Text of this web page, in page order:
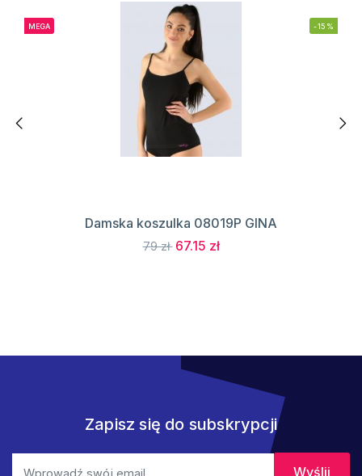
MEGA -15%
Damska koszulka 08019P GINA
79 zł 67.15 zł
Zapisz się do subskrypcji